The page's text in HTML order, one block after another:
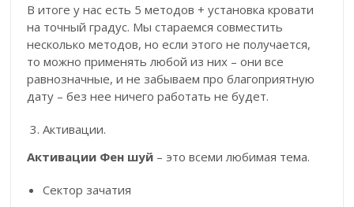
В итоге у нас есть 5 методов + установка кровати
на точный градус. Мы стараемся совместить
несколько методов, но если этого не получается,
то можно применять любой из них – они все
равнозначные, и не забываем про благоприятную
дату – без нее ничего работать не будет.
Активации.
Активации Фен шуй – это всеми любимая тема.
Сектор зачатия